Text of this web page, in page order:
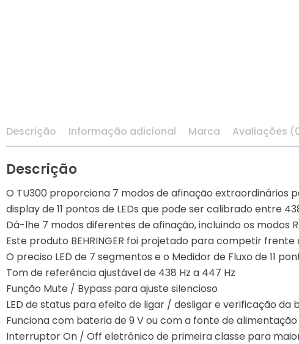
INTERFACES
MAQUINA DE FUMAÇA
MESA DE SOM
MICROFONES
MONITOR DE AUDIO
PANDEIROS
PEDAL
Descrição Informação adicional Marca Avaliações
Descrição
O TU300 proporciona 7 modos de afinação extraordinários
display de 11 pontos de LEDs que pode ser calibrado entre
Dá-lhe 7 modos diferentes de afinação, incluindo os modos
Este produto BEHRINGER foi projetado para competir
O preciso LED de 7 segmentos e o Medidor de Fluxo de 11
Tom de referência ajustável de 438 Hz a 447 Hz
Função Mute / Bypass para ajuste silencioso
LED de status para efeito de ligar / desligar e verificação da
Funciona com bateria de 9 V ou com a fonte de alimentação
Interruptor On / Off eletrônico de primeira classe para